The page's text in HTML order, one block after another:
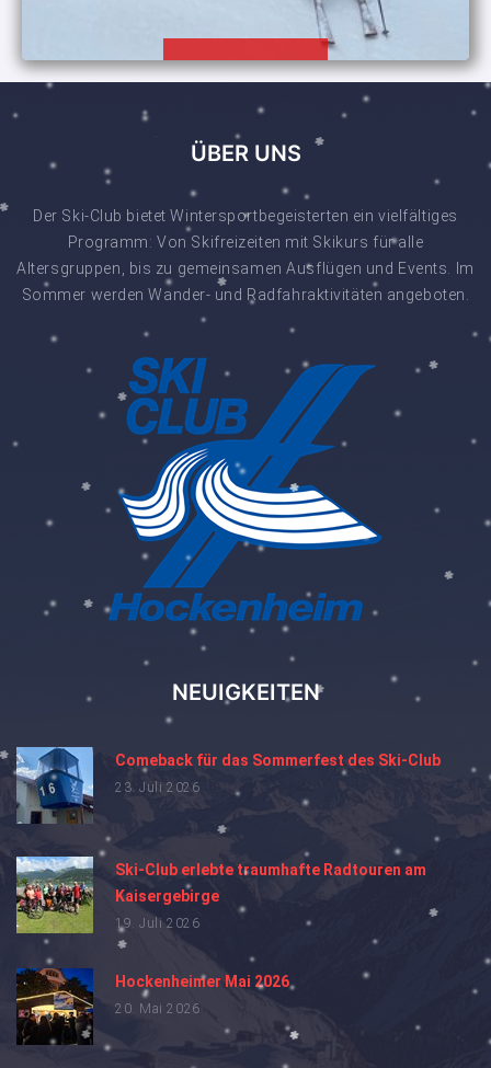
ÜBER UNS
Der Ski-Club bietet Wintersportbegeisterten ein vielfältiges
Programm: Von Skifreizeiten mit Skikurs für alle
Altersgruppen, bis zu gemeinsamen Ausflügen und Events. Im
Sommer werden Wander- und Radfahraktivitäten angeboten.
NEUIGKEITEN
Comeback für das Sommerfest des Ski-Club
23. Juli 2026
Ski-Club erlebte traumhafte Radtouren am
Kaisergebirge
19. Juli 2026
Hockenheimer Mai 2026
20. Mai 2026